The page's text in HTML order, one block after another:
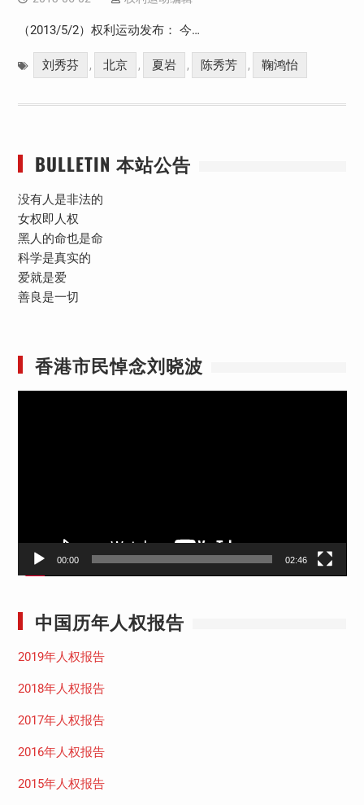
（2013/5/2）权利运动发布： 今…
刘秀芬 , 北京 , 夏岩 , 陈秀芳 , 鞠鸿怡
BULLETIN 本站公告
没有人是非法的
女权即人权
黑人的命也是命
科学是真实的
爱就是爱
善良是一切
香港市民悼念刘晓波
00:00 02:46
中国历年人权报告
2019年人权报告
2018年人权报告
2017年人权报告
2016年人权报告
2015年人权报告